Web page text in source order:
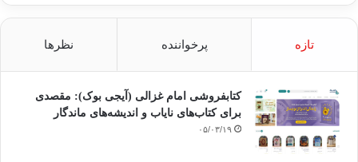
تازه پرخواننده نظرها
کتابفروشی امام غزالی (آیجی بوک): مقصدی
برای کتاب‌های نایاب و اندیشه‌های ماندگار
۰۵/۰۳/۱۹